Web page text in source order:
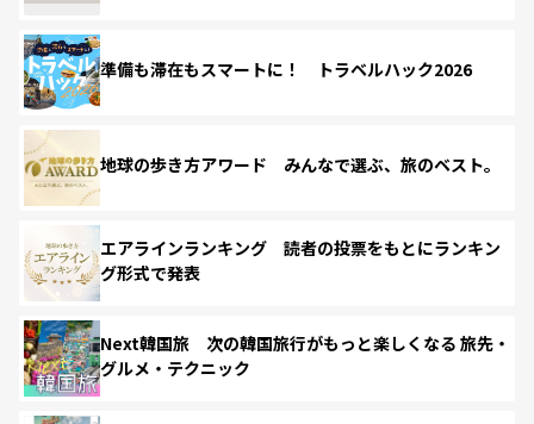
準備も滞在もスマートに！ トラベルハック2026
地球の歩き方アワード みんなで選ぶ、旅のベスト。
エアラインランキング 読者の投票をもとにランキン
グ形式で発表
Next韓国旅 次の韓国旅行がもっと楽しくなる 旅先・
グルメ・テクニック